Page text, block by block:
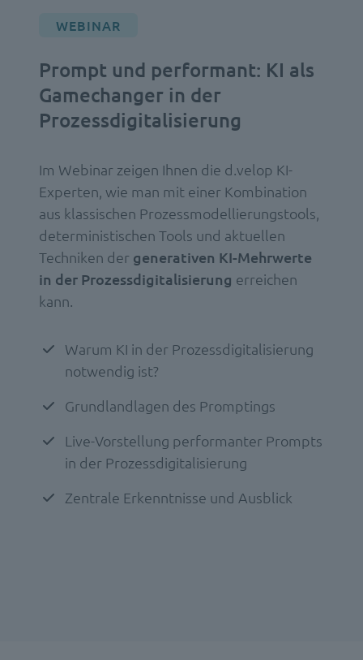
WEBINAR
Prompt und performant: KI als
Gamechanger in der
Prozessdigitalisierung
Im Webinar zeigen Ihnen die d.velop KI-
Experten, wie man mit einer Kombination
aus klassischen Prozessmodellierungstools,
deterministischen Tools und aktuellen
Techniken der generativen KI-Mehrwerte
in der Prozessdigitalisierung erreichen
kann.
Warum KI in der Prozessdigitalisierung
notwendig ist?
Grundlandlagen des Promptings
Live-Vorstellung performanter Prompts
in der Prozessdigitalisierung
Zentrale Erkenntnisse und Ausblick